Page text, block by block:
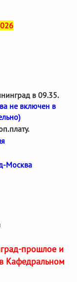
в 09.35.
не включен в
Москва
прошлое и
Кафедральном